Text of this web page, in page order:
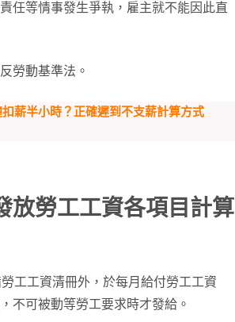
任等情事發生爭執，雇主就不能因此直
勞動基準法。
薪半小時？正確遲到不支薪計算方式
放勞工工資各項目計算
工工資清冊外，於每月給付勞工工資
不可被動等勞工要求時才發給。